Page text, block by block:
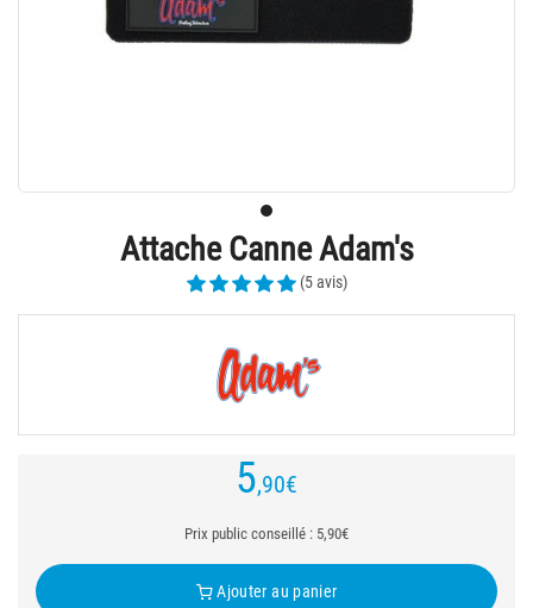
Attache Canne Adam's
(5 avis)
5,90€
Prix public conseillé : 5,90€
Ajouter au panier